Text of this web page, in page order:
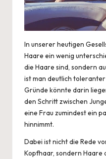
In unsererheutigen
Haare ein wenig
die Haare sind, sondern
ist man deutlich
Gründe könnte darin
den Schritt zwischen
eine Frau zumindest ein
hinnimmt.
Dabei ist nicht die Rede
Kopfhaar, sondern Haare